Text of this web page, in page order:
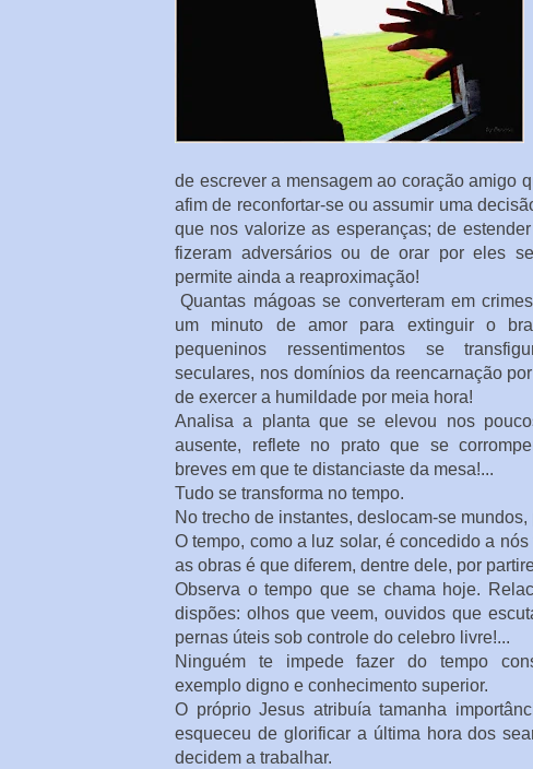
de escrever a mensagem ao coração amigo
afim de reconfortar-se ou assumir uma
que nos valorize as esperanças; de
fizeram adversários ou de orar por eles
permite ainda a reaproximação!
Quantas mágoas se converteram em
um minuto de amor para extinguir o
pequeninos ressentimentos se
seculares, nos domínios da reencarnação
de exercer a humildade por meia hora!
Analisa a planta que se elevou nos
ausente, reflete no prato que se
breves em que te distanciaste da mesa!...
Tudo se transforma no tempo.
No trecho de instantes, deslocam-se
O tempo, como a luz solar, é concedido a
as obras é que diferem, dentre dele, por
Observa o tempo que se chama hoje.
dispões: olhos que veem, ouvidos que
pernas úteis sob controle do celebro livre!...
Ninguém te impede fazer do tempo
exemplo digno e conhecimento superior.
O próprio Jesus atribuía tamanha
esqueceu de glorificar a última hora dos
decidem a trabalhar.